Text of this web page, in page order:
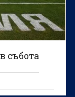
събота